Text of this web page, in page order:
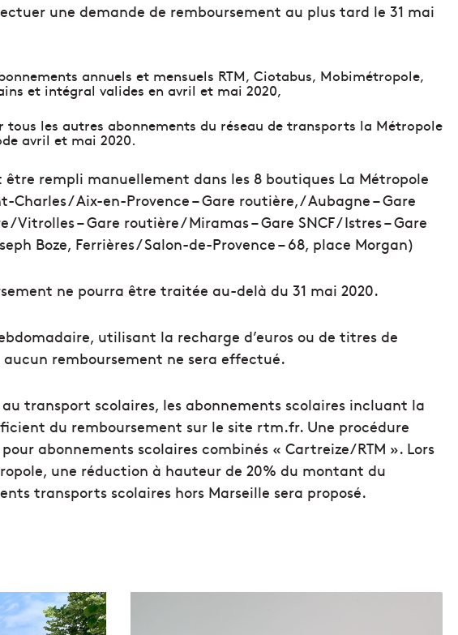
une demande de remboursement au plus tard le 31 mai
annuels et mensuels RTM, Ciotabus, Mobimétropole,
et intégral valides en avril et mai 2020,
les autres abonnements du réseau de transports la Métropole
avril et mai 2020.
rempli manuellement dans les 8 boutiques La Métropole
Charles / Aix-en-Provence – Gare routière, / Aubagne – Gare
/ Vitrolles – Gare routière / Miramas – Gare SNCF / Istres – Gare
Boze, Ferrières / Salon-de-Provence – 68, place Morgan)
ne pourra être traitée au-delà du 31 mai 2020.
utilisant la recharge d’euros ou de titres de
remboursement ne sera effectué.
transport scolaires, les abonnements scolaires incluant la
du remboursement sur le site rtm.fr. Une procédure
abonnements scolaires combinés « Cartreize/RTM ». Lors
une réduction à hauteur de 20% du montant du
transports scolaires hors Marseille sera proposé.